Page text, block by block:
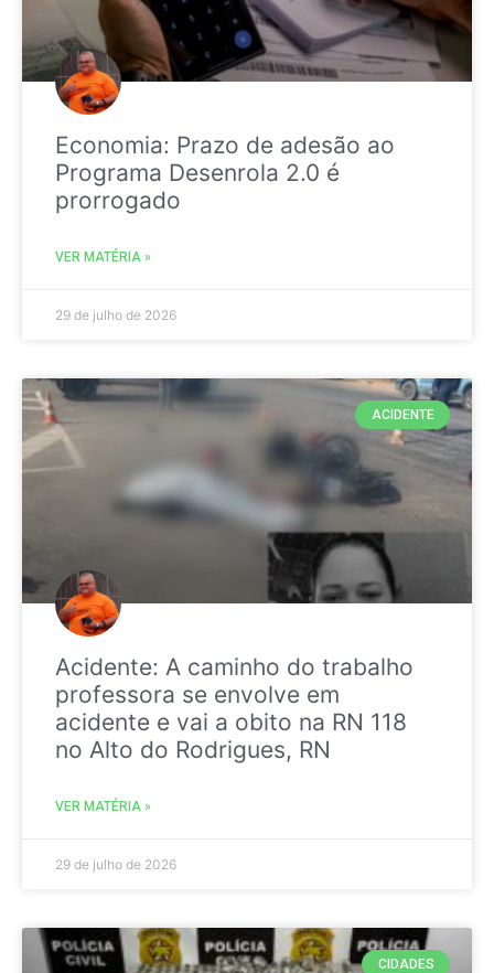
Economia: Prazo de adesão ao
Programa Desenrola 2.0 é
prorrogado
VER MATÉRIA »
29 de julho de 2026
ACIDENTE
Acidente: A caminho do trabalho
professora se envolve em
acidente e vai a obito na RN 118
no Alto do Rodrigues, RN
VER MATÉRIA »
29 de julho de 2026
CIDADES